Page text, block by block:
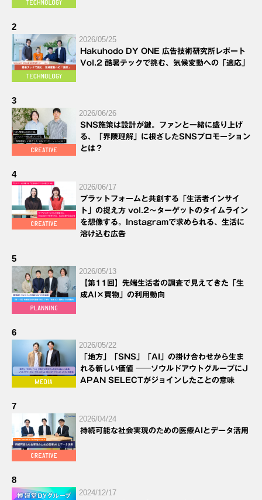
2
2026/05/25
Hakuhodo DY ONE 広告技術研究所レポート
Vol.2 酷暑テックで挑む、気候変動への「適応」
3
2026/06/26
SNS施策は設計が鍵。ファンと一緒に盛り上げ
る、「界隈理解」に根ざしたSNSプロモーション
とは？
4
2026/06/17
プラットフォームと共創する「生活者インサイ
ト」の捉え方 vol.2～ターゲットのタイムライン
を想像する。Instagramで求められる、生活に
溶け込む広告
5
2026/05/13
【第11回】先端生活者の調査で見えてきた「生
成AI×買物」の利用動向
6
2026/05/22
「地方」「SNS」「AI」の掛け合わせから生ま
れる新しい価値 ──ソウルドアウトグループにJ
APAN SELECTがジョインしたことの意味
7
2026/04/24
持続可能な社会実現のための医療AIとデータ活用
8
2024/12/17